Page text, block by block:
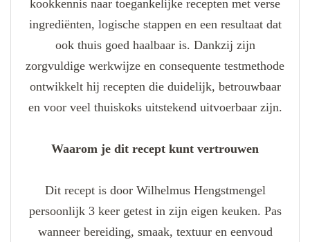
kookkennis naar toegankelijke recepten met verse
ingrediënten, logische stappen en een resultaat dat
ook thuis goed haalbaar is. Dankzij zijn
zorgvuldige werkwijze en consequente testmethode
ontwikkelt hij recepten die duidelijk, betrouwbaar
en voor veel thuiskoks uitstekend uitvoerbaar zijn.
Waarom je dit recept kunt vertrouwen
Dit recept is door Wilhelmus Hengstmengel
persoonlijk 3 keer getest in zijn eigen keuken. Pas
wanneer bereiding, smaak, textuur en eenvoud